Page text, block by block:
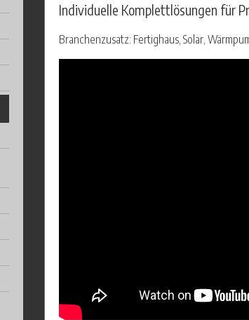
Individuelle Komplettlösungen für
Branchenzusatz: Fertighaus, Solar,